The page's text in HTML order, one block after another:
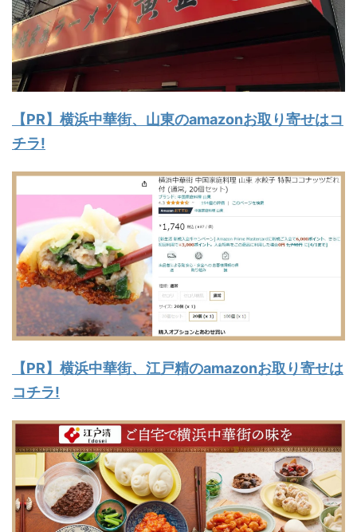
【PR】横浜中華街、山東のamazonお取り寄せはコ
チラ!
【PR】横浜中華街、江戸精のamazonお取り寄せは
コチラ!